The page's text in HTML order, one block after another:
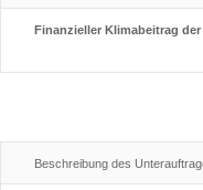
Finanzieller Klimabeitrag der
Beschreibung des